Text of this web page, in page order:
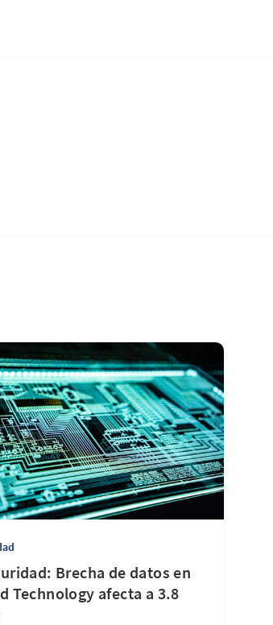
Brecha de datos en
Technology afecta a 3.8